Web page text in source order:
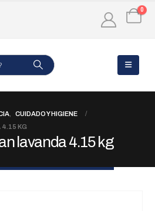
0
CUIDADO Y HIGIENE
4.15 KG
lavanda 4.15 kg